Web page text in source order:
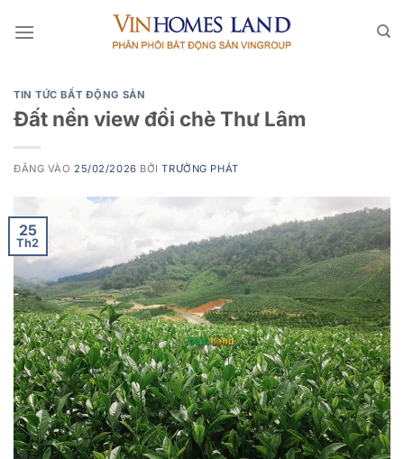
qua
TIN TỨC BẤT ĐỘNG SẢN
Đất nền view đồi chè Thư Lâm
ĐĂNG VÀO 25/02/2026 BỞITRƯỜNG PHÁT
25
Th2